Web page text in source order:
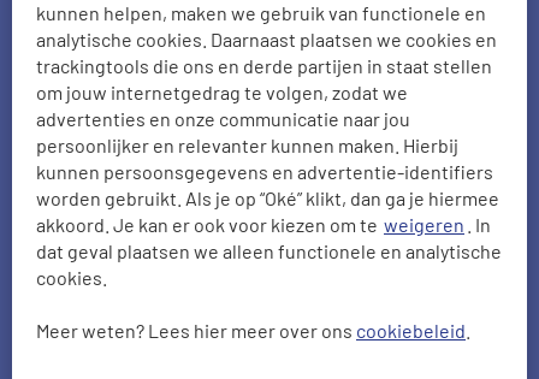
kunnen helpen, maken we gebruik van functionele en
analytische cookies. Daarnaast plaatsen we cookies en
trackingtools die ons en derde partijen in staat stellen
om jouw internetgedrag te volgen, zodat we
advertenties en onze communicatie naar jou
persoonlijker en relevanter kunnen maken. Hierbij
kunnen persoonsgegevens en advertentie-identifiers
worden gebruikt. Als je op “Oké” klikt, dan ga je hiermee
akkoord. Je kan er ook voor kiezen om te weigeren . In
dat geval plaatsen we alleen functionele en analytische
cookies.
Meer weten? Lees hier meer over ons cookiebeleid
Stottertherapie valt onder logopedie en wordt
volledig vergoed vanuit je basisverzekering. Je hebt
hiervoor wel een verwijsbrief nodig van je huisarts of
een medisch arts. Kies je voor een behandelmethode
van Del Ferro, Boma of Hausdörfer, dan moet je de
rekening zelf betalen. De zorgverzekeraars in
onderstaand overzicht bieden voor deze kosten
aanvullende verzekeringen.
Zorgverzekering vergelijken